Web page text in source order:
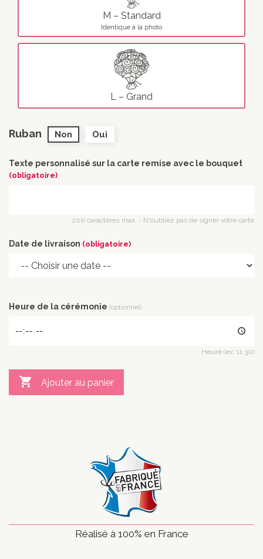
M – Standard
Identique à la photo
L – Grand
Ruban Non Oui
Texte personnalisé sur la carte remise avec le bouquet
(obligatoire)
200 caractères max. - N'oubliez pas de signer votre carte
Date de livraison (obligatoire)
Heure de la cérémonie (optionnel)
Heure (ex: 11:30)
 Ajouter au panier
Réalisé à 100% en France